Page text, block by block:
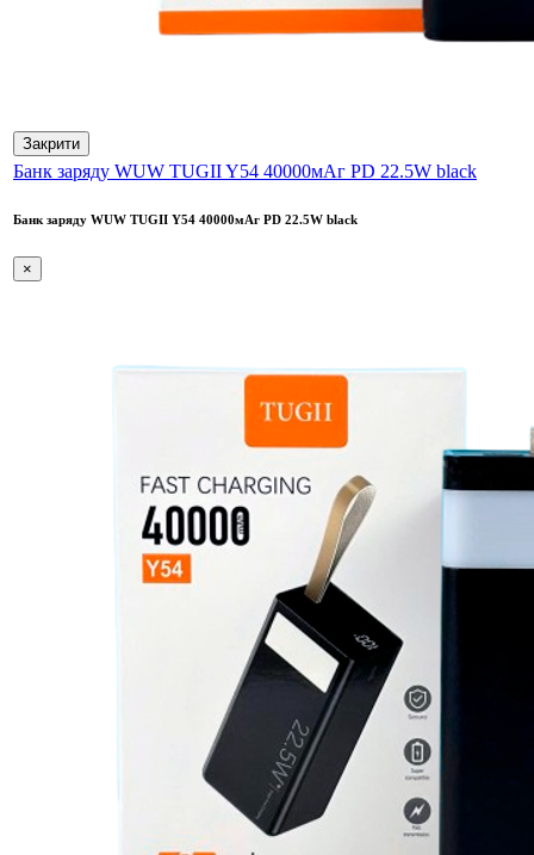
Закрити
Банк заряду WUW TUGII Y54 40000мАг PD 22.5W black
Банк заряду WUW TUGII Y54 40000мАг PD 22.5W black
×